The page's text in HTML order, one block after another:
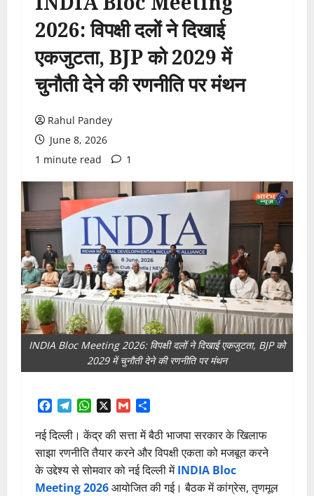
2026: विपक्षी दलों ने दिखाई
एकजुटता, BJP को 2029 में
चुनौती देने की रणनीति पर मंथन
Rahul Pandey
June 8, 2026
1 minute read
1
INDIA Bloc Meeting 2026: विपक्षी दलों ने दिखाई एकजुटता, BJP को
2029 में चुनौती देने की रणनीति पर मंथन
Facebook
Telegram
WhatsApp
X Gmail
नई दिल्ली। केंद्र की सत्ता में बैठी भाजपा सरकार के खिलाफ
साझा रणनीति तैयार करने और विपक्षी एकता को मजबूत करने
के उद्देश्य से सोमवार को नई दिल्ली मेंINDIA Bloc
Meeting 2026आयोजित की गई। बैठक में कांग्रेस, तृणमूल